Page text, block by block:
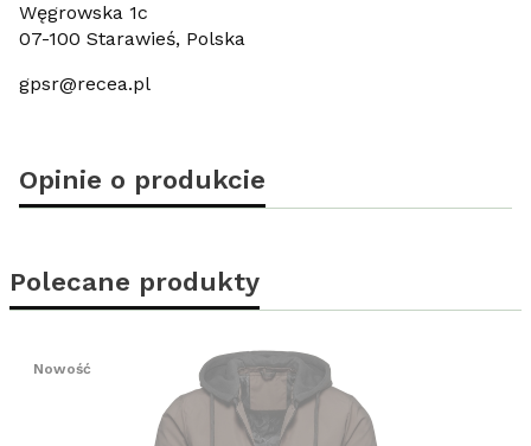
Węgrowska 1c
07-100 Starawieś, Polska
gpsr@recea.pl
Opinie o produkcie
Polecane produkty
Nowość